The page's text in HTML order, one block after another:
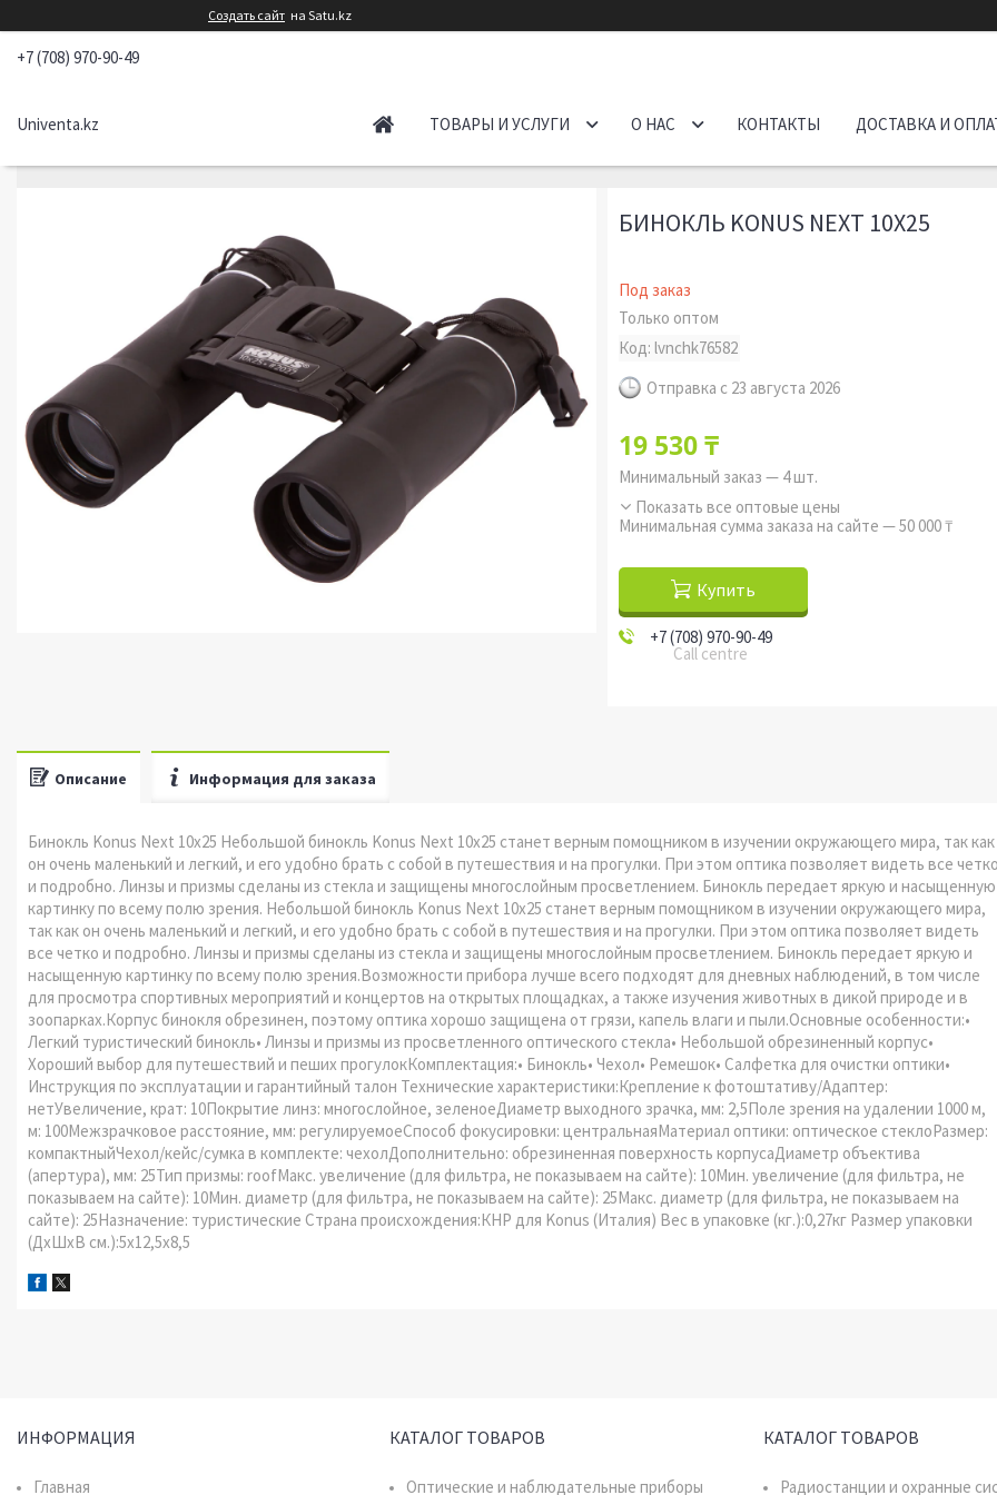
Создать сайт на Satu.kz
+7 (708) 970-90-49
Univenta.kz ТОВАРЫ И УСЛУГИ О НАС КОНТАКТЫ ДОСТАВКА И
БИНОКЛЬ KONUS NEXT 10X25
Под заказ
Только оптом
Код:lvnchk76582
Отправка с 23 августа 2026
19 530 ₸
Минимальный заказ — 4 шт.
Показать все оптовые цены
Минимальная сумма заказа на сайте — 50 000 ₸
Купить
+7 (708) 970-90-49
Call centre
Описание Информация для заказа
Бинокль Konus Next 10x25 Небольшой бинокль Konus Next 10x25 станет верным помощником в изучении окружающего мира, так как
он очень маленький и легкий, и его удобно брать с собой в путешествия и на прогулки. При этом оптика позволяет видеть все
и подробно. Линзы и призмы сделаны из стекла и защищены многослойным просветлением. Бинокль передает яркую и насыщенную
картинку по всему полю зрения. Небольшой бинокль Konus Next 10x25 станет верным помощником в изучении окружающего мира,
так как он очень маленький и легкий, и его удобно брать с собой в путешествия и на прогулки. При этом оптика позволяет видеть
все четко и подробно. Линзы и призмы сделаны из стекла и защищены многослойным просветлением. Бинокль передает яркую и
насыщенную картинку по всему полю зрения.Возможности прибора лучше всего подходят для дневных наблюдений, в том числе
для просмотра спортивных мероприятий и концертов на открытых площадках, а также изучения животных в дикой природе и в
зоопарках.Корпус бинокля обрезинен, поэтому оптика хорошо защищена от грязи, капель влаги и пыли.Основные особенности:•
Легкий туристический бинокль• Линзы и призмы из просветленного оптического стекла• Небольшой обрезиненный корпус•
Хороший выбор для путешествий и пеших прогулокКомплектация:• Бинокль• Чехол• Ремешок• Салфетка для очистки оптики•
Инструкция по эксплуатации и гарантийный талон Технические характеристики:Крепление к фотоштативу/Адаптер:
нетУвеличение, крат: 10Покрытие линз: многослойное, зеленоеДиаметр выходного зрачка, мм: 2,5Поле зрения на удалении 1000 м,
м: 100Межзрачковое расстояние, мм: регулируемоеСпособ фокусировки: центральнаяМатериал оптики: оптическое стеклоРазмер:
компактныйЧехол/кейс/сумка в комплекте: чехолДополнительно: обрезиненная поверхность корпусаДиаметр объектива
(апертура), мм: 25Тип призмы: roofМакс. увеличение (для фильтра, не показываем на сайте): 10Мин. увеличение (для фильтра, не
показываем на сайте): 10Мин. диаметр (для фильтра, не показываем на сайте): 25Макс. диаметр (для фильтра, не показываем на
сайте): 25Назначение: туристические Страна происхождения:КНР для Konus (Италия) Вес в упаковке (кг.):0,27кг Размер упаковки
(ДхШхВ см.):5x12,5x8,5
ИНФОРМАЦИЯ
Главная
КАТАЛОГ ТОВАРОВ
Оптические и наблюдательные приборы
КАТАЛОГ ТОВАРОВ
Радиостанции и охранные